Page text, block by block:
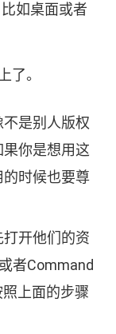
如桌面或者
了。
是别人版权
你是想用这
时候也要尊
开他们的资
者Command
上面的步骤